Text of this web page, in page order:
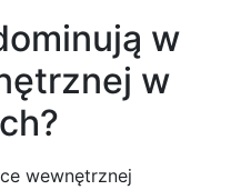
w
w
wewnętrznej